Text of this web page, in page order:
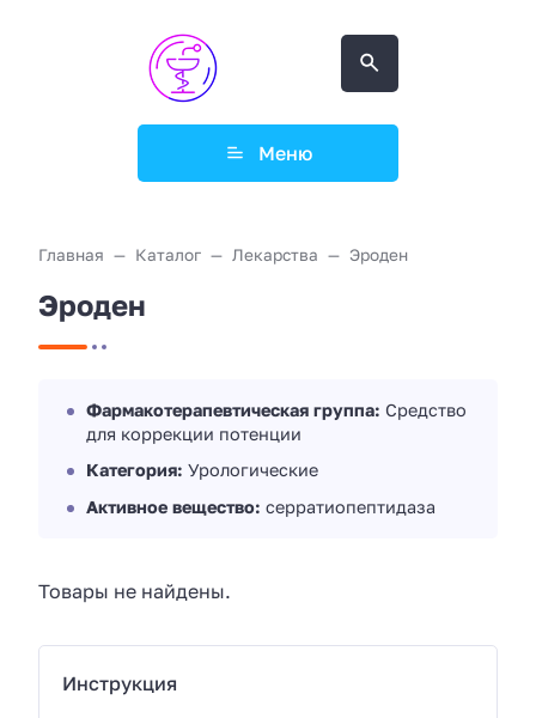
Меню
Главная Каталог Лекарства Эроден
Эроден
Фармакотерапевтическая группа: Средство
для коррекции потенции
Категория: Урологические
Активное вещество: серратиопептидаза
Товары не найдены.
Инструкция